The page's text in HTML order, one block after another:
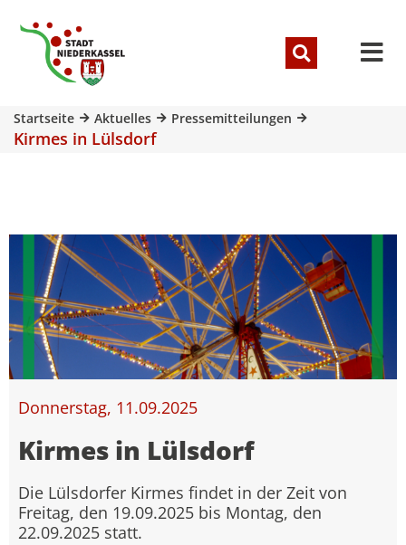
Startseite Aktuelles Pressemitteilungen
Kirmes in Lülsdorf
Donnerstag, 11.09.2025
Kirmes in Lülsdorf
Die Lülsdorfer Kirmes findet in der Zeit von
Freitag, den 19.09.2025 bis Montag, den
22.09.2025 statt.